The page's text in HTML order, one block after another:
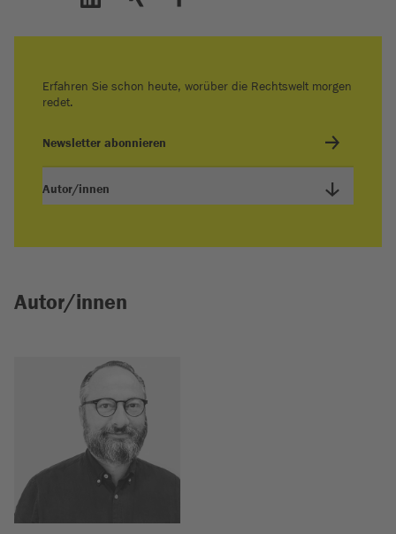
Erfahren Sie schon heute, worüber die Rechtswelt morgen
redet.
Newsletter abonnieren
Autor/innen
Autor/innen